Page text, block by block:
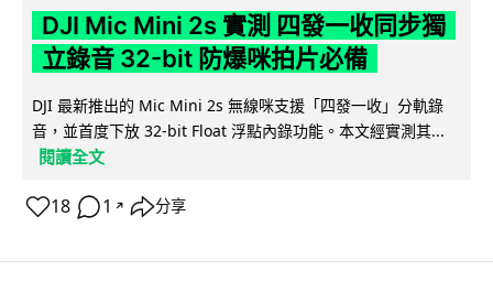
DJI Mic Mini 2s 實測 四發一收同步獨
立錄音 32-bit 防爆咪拍片必備
DJI 最新推出的 Mic Mini 2s 無線咪支援「四發一收」分軌錄
音，並首度下放 32-bit Float 浮點內錄功能。本文經實測其...
閱讀全文
18 1 ↗ 分享